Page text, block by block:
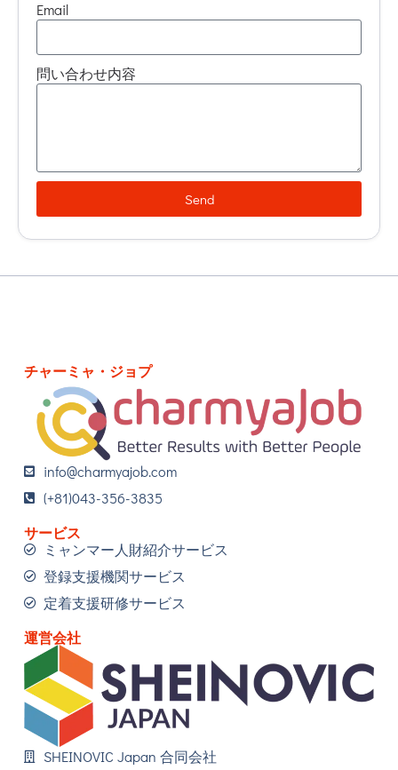
Email
問い合わせ内容
Send
チャーミャ・ジョプ
info@charmyajob.com
(+81)043-356-3835
サービス
ミャンマー人財紹介サービス
登録支援機関サービス
定着支援研修サービス
運営会社
SHEINOVIC Japan 合同会社